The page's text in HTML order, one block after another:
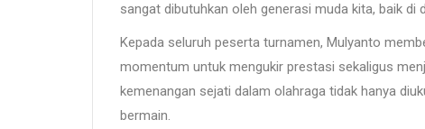
sangat dibutuhkan oleh generasi muda kita, baik di
Kepada seluruh peserta turnamen, Mulyanto
momentum untuk mengukir prestasi sekaligus
kemenangan sejati dalam olahraga tidak hanya
bermain.